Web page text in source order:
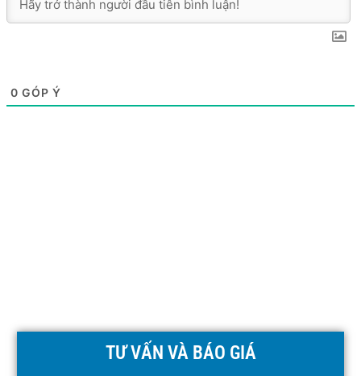
0 GÓP Ý
TƯ VẤN VÀ BÁO GIÁ